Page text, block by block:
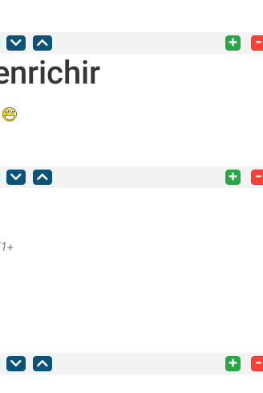
+ -
+ -
+ -